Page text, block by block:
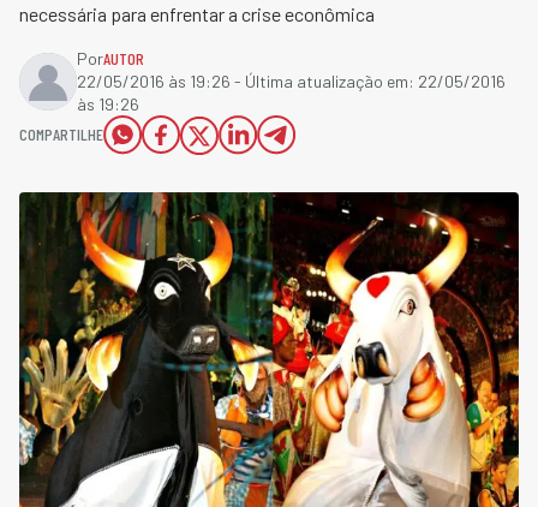
necessária para enfrentar a crise econômica
PorAUTOR
22/05/2016 às 19:26 - Última atualização em: 22/05/2016
às 19:26
COMPARTILHE